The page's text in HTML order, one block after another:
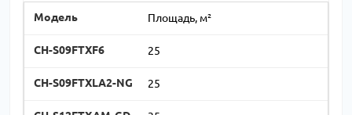
Площадь, м²
25
25